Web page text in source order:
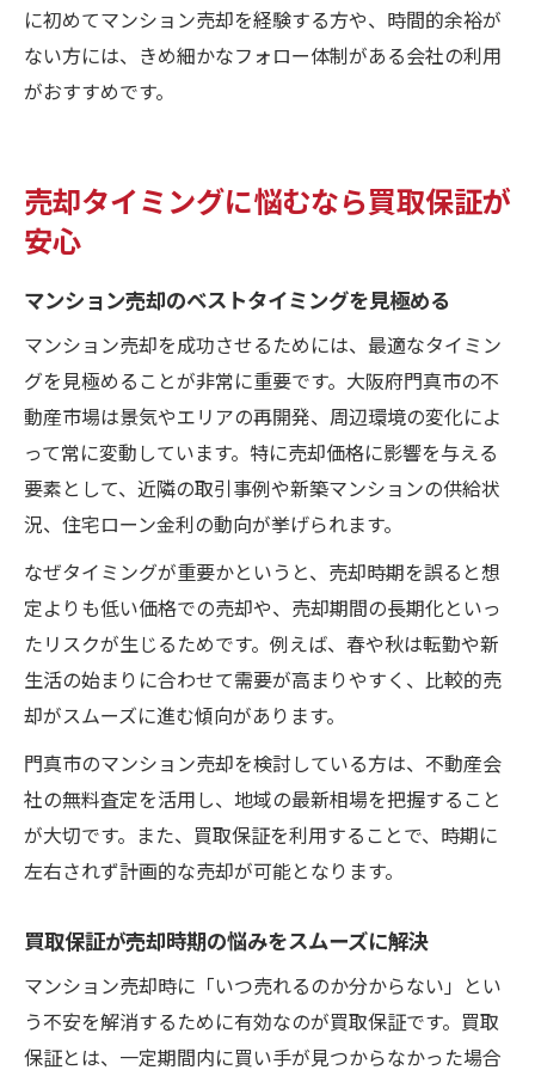
に初めてマンション売却を経験する方や、時間的余裕が
ない方には、きめ細かなフォロー体制がある会社の利用
がおすすめです。
売却タイミングに悩むなら買取保証が
安心
マンション売却のベストタイミングを見極める
マンション売却を成功させるためには、最適なタイミン
グを見極めることが非常に重要です。大阪府門真市の不
動産市場は景気やエリアの再開発、周辺環境の変化によ
って常に変動しています。特に売却価格に影響を与える
要素として、近隣の取引事例や新築マンションの供給状
況、住宅ローン金利の動向が挙げられます。
なぜタイミングが重要かというと、売却時期を誤ると想
定よりも低い価格での売却や、売却期間の長期化といっ
たリスクが生じるためです。例えば、春や秋は転勤や新
生活の始まりに合わせて需要が高まりやすく、比較的売
却がスムーズに進む傾向があります。
門真市のマンション売却を検討している方は、不動産会
社の無料査定を活用し、地域の最新相場を把握すること
が大切です。また、買取保証を利用することで、時期に
左右されず計画的な売却が可能となります。
買取保証が売却時期の悩みをスムーズに解決
マンション売却時に「いつ売れるのか分からない」とい
う不安を解消するために有効なのが買取保証です。買取
保証とは、一定期間内に買い手が見つからなかった場合